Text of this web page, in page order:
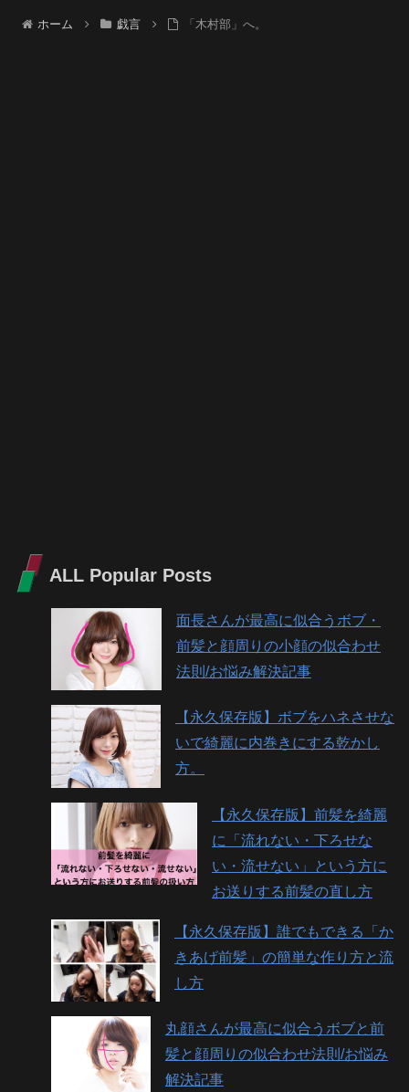
ホーム 戯言 「木村部」へ。
ALL Popular Posts
面長さんが最高に似合うボブ・
前髪と顔周りの小顔の似合わせ
法則/お悩み解決記事
【永久保存版】ボブをハネさせな
いで綺麗に内巻きにする乾かし
方。
【永久保存版】前髪を綺麗
に「流れない・下ろせな
い・流せない」という方に
お送りする前髪の直し方
【永久保存版】誰でもできる「か
きあげ前髪」の簡単な作り方と流
し方
丸顔さんが最高に似合うボブと前
髪と顔周りの似合わせ法則/お悩み
解決記事